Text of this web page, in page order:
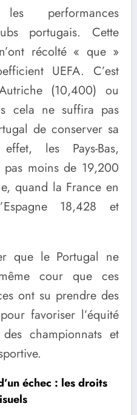
performances
portugais. Cette
récolté « que »
UEFA. C’est
(10,400) ou
cela ne suffira pas
de conserver sa
les Pays-Bas,
pas moins de 19,200
quand la France en
18,428 et
que le Portugal ne
cour que ces
ont su prendre des
favoriser l’équité
championnats et
échec : les droits